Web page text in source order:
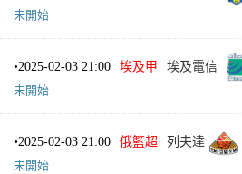
未開始
•2025-02-03 21:00 埃及甲 埃及電信
未開始
•2025-02-03 21:00 俄籃超 列夫達
未開始